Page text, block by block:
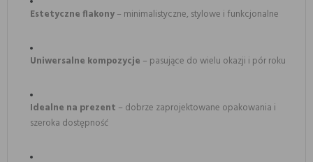
Estetyczne flakony– minimalistyczne, stylowe i funkcjonalne
Uniwersalne kompozycje – pasujące do wielu okazji i pór roku
Idealne na prezent – dobrze zaprojektowane opakowania i
szeroka dostępność